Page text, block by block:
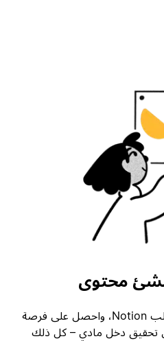
محتوى
أرسل قالبك إلى معرض قوالب Notion، واحصل على فرصة
دخل مادي – كل ذلك